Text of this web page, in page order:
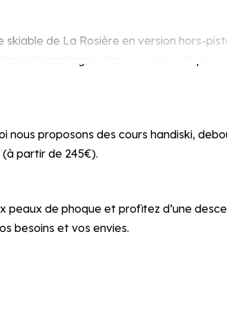
de La Rosière en version hors-
la montagne dans sa version la
nous proposons des cours handiski,
(à partir de 245€).
de phoque et profitez d’une
besoins et vos envies.